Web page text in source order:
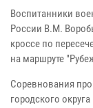
Воспитанники
России В.М.
кроссе по
на маршруте
Соревнования
городского